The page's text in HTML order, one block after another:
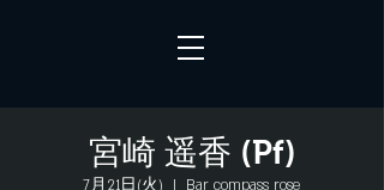
宮崎 遥香 (Pf)
7月21日(火)
  |
Bar compass rose